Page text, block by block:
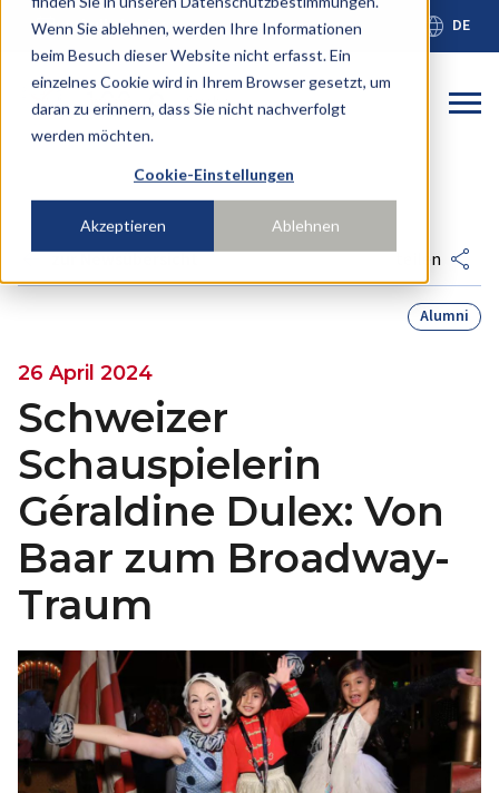
Wenn Sie ablehnen, werden Ihre Informationen
beim Besuch dieser Website nicht erfasst. Ein
einzelnes Cookie wird in Ihrem Browser gesetzt, um
daran zu erinnern, dass Sie nicht nachverfolgt
werden möchten.
Cookie-Einstellungen
Akzeptieren Ablehnen
calendar_month Schulkalender language DE
arrow_back zur Newsübersicht teilen share
Alumni
26 April 2024
Schweizer
Schauspielerin
Géraldine Dulex: Von
Baar zum Broadway-
Traum